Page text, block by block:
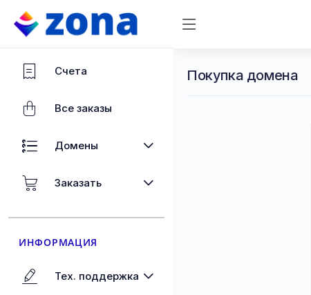
Счета
Все заказы
Домены
Заказать
ИНФОРМАЦИЯ
Тех. поддержка
Покупка домена